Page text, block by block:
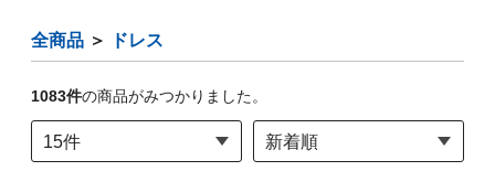
全商品 ＞ ドレス
1083件の商品がみつかりました。